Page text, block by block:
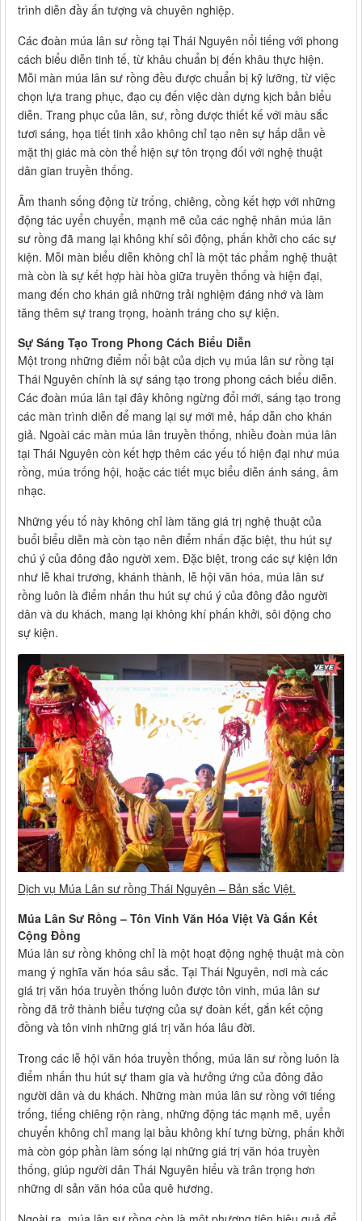
trình diễn đầy ấn tượng và chuyên nghiệp.
Các đoàn múa lân sư rồng tại Thái Nguyên nổi tiếng với phong
cách biểu diễn tinh tế, từ khâu chuẩn bị đến khâu thực hiện.
Mỗi màn múa lân sư rồng đều được chuẩn bị kỹ lưỡng, từ việc
chọn lựa trang phục, đạo cụ đến việc dàn dựng kịch bản biểu
diễn. Trang phục của lân, sư, rồng được thiết kế với màu sắc
tươi sáng, họa tiết tinh xảo không chỉ tạo nên sự hấp dẫn về
mặt thị giác mà còn thể hiện sự tôn trọng đối với nghệ thuật
dân gian truyền thống.
Âm thanh sống động từ trống, chiêng, cồng kết hợp với những
động tác uyển chuyển, mạnh mẽ của các nghệ nhân múa lân
sư rồng đã mang lại không khí sôi động, phấn khởi cho các sự
kiện. Mỗi màn biểu diễn không chỉ là một tác phẩm nghệ thuật
mà còn là sự kết hợp hài hòa giữa truyền thống và hiện đại,
mang đến cho khán giả những trải nghiệm đáng nhớ và làm
tăng thêm sự trang trọng, hoành tráng cho sự kiện.
Sự Sáng Tạo Trong Phong Cách Biểu Diễn
Một trong những điểm nổi bật của dịch vụ múa lân sư rồng tại
Thái Nguyên chính là sự sáng tạo trong phong cách biểu diễn.
Các đoàn múa lân tại đây không ngừng đổi mới, sáng tạo trong
các màn trình diễn để mang lại sự mới mẻ, hấp dẫn cho khán
giả. Ngoài các màn múa lân truyền thống, nhiều đoàn múa lân
tại Thái Nguyên còn kết hợp thêm các yếu tố hiện đại như múa
rồng, múa trống hội, hoặc các tiết mục biểu diễn ánh sáng, âm
nhạc.
Những yếu tố này không chỉ làm tăng giá trị nghệ thuật của
buổi biểu diễn mà còn tạo nên điểm nhấn đặc biệt, thu hút sự
chú ý của đông đảo người xem. Đặc biệt, trong các sự kiện lớn
như lễ khai trương, khánh thành, lễ hội văn hóa, múa lân sư
rồng luôn là điểm nhấn thu hút sự chú ý của đông đảo người
dân và du khách, mang lại không khí phấn khởi, sôi động cho
sự kiện.
Dịch vụ Múa Lân sư rồng Thái Nguyên – Bản sắc Việt.
Múa Lân Sư Rồng – Tôn Vinh Văn Hóa Việt Và Gắn Kết
Cộng Đồng
Múa lân sư rồng không chỉ là một hoạt động nghệ thuật mà còn
mang ý nghĩa văn hóa sâu sắc. Tại Thái Nguyên, nơi mà các
giá trị văn hóa truyền thống luôn được tôn vinh, múa lân sư
rồng đã trở thành biểu tượng của sự đoàn kết, gắn kết cộng
đồng và tôn vinh những giá trị văn hóa lâu đời.
Trong các lễ hội văn hóa truyền thống, múa lân sư rồng luôn là
điểm nhấn thu hút sự tham gia và hưởng ứng của đông đảo
người dân và du khách. Những màn múa lân sư rồng với tiếng
trống, tiếng chiêng rộn ràng, những động tác mạnh mẽ, uyển
chuyển không chỉ mang lại bầu không khí tưng bừng, phấn khởi
mà còn góp phần làm sống lại những giá trị văn hóa truyền
thống, giúp người dân Thái Nguyên hiểu và trân trọng hơn
những di sản văn hóa của quê hương.